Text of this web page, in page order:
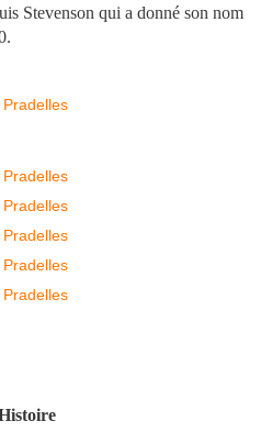
Stevenson qui a donné son nom